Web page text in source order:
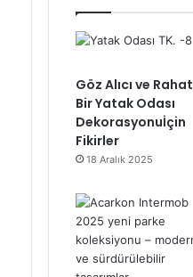
Göz Alıcı ve Rahat
Bir Yatak Odası
Dekorasyonuİçin
Fikirler
18 Aralık 2025